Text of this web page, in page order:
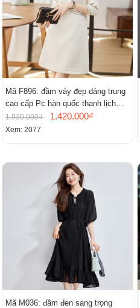
Mã F896: đầm váy đẹp dáng trung
cao cấp Pc hàn quốc thanh lịch
mới
1.930.000₫ 1.420.000₫
Xem: 2077
Mã M036: đầm đen sang trọng